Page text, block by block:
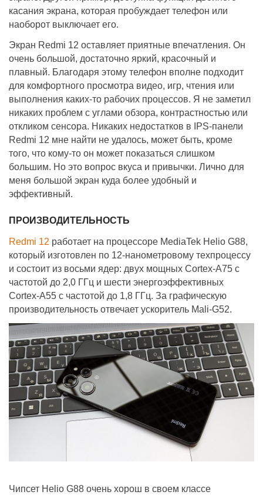
касания экрана, которая пробуждает телефон или
наоборот выключает его.
Экран Redmi 12 оставляет приятные впечатления. Он
очень большой, достаточно яркий, красочный и
плавный. Благодаря этому телефон вполне подходит
для комфортного просмотра видео, игр, чтения или
выполнения каких-то рабочих процессов. Я не заметил
никаких проблем с углами обзора, контрастностью или
откликом сенсора. Никаких недостатков в IPS-панели
Redmi 12 мне найти не удалось, может быть, кроме
того, что кому-то он может показаться слишком
большим. Но это вопрос вкуса и привычки. Лично для
меня большой экран куда более удобный и
эффективный.
ПРОИЗВОДИТЕЛЬНОСТЬ
Redmi 12 работает на процессоре MediaTek Helio G88,
который изготовлен по 12-нанометровому техпроцессу
и состоит из восьми ядер: двух мощных Cortex-A75 с
частотой до 2,0 ГГц и шести энергоэффективных
Cortex-A55 с частотой до 1,8 ГГц. За графическую
производительность отвечает ускоритель Mali-G52.
Чипсет Helio G88 очень хорош в своем классе